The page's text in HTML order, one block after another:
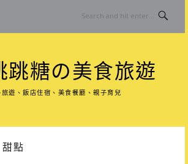
跳糖の美食旅遊
旅遊、飯店住宿、美食餐廳、親子育兒
點